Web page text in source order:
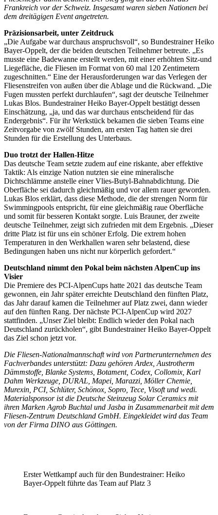
Frankreich vor der Schweiz. Insgesamt waren sieben Nationen bei
dem dreitägigen Event angetreten.
Präzisionsarbeit, unter Zeitdruck
„Die Aufgabe war durchaus anspruchsvoll“, so Bundestrainer Heiko
Bayer-Oppelt, der die beiden deutschen Teilnehmer betreute. „Es
musste eine Badewanne erstellt werden, mit einer erhöhten Sitz-und
Liegefläche, die Fliesen im Format von 60 mal 120 Zentimetern
zugeschnitten.“ Eine der Herausforderungen war das Verlegen der
Fliesenstreifen von außen über die Ablage und die Rückwand. „Die
Fugen mussten perfekt durchlaufen“, sagt der deutsche Teilnehmer
Lukas Blos. Bundestrainer Heiko Bayer-Oppelt bestätigt dessen
Einschätzung, „ja, und das war durchaus entscheidend für das
Endergebnis“. Für ihr Werkstück bekamen die sieben Teams eine
Zeitvorgabe von zwölf Stunden, am ersten Tag hatten sie drei
Stunden für die Erstellung des Unterbaus.
Duo trotzt der Hallen-Hitze
Das deutsche Team setzte zudem auf eine riskante, aber effektive
Taktik: Als einzige Nation nutzten sie eine mineralische
Dichtschlämme anstelle einer Vlies-Butyl-Bahnabdichtung. Die
Oberfläche sei dadurch gleichmäßig und vor allem rauer geworden.
Lukas Blos erklärt, dass diese Methode, die der strengen Norm für
Swimmingpools entspricht, für eine gleichmäßig raue Oberfläche
und somit für besseren Kontakt sorgte. Luis Brauner, der zweite
deutsche Teilnehmer, zeigt sich zufrieden mit dem Ergebnis. „Dieser
dritte Platz ist für uns ein schöner Erfolg. Die extrem hohen
Temperaturen in den Werkhallen waren sehr belastend, diese
Bedingungen haben uns nicht nur körperlich gefordert.“
Deutschland nimmt den Pokal beim nächsten AlpenCup ins
Visier
Die Premiere des PCI-AlpenCups hatte 2021 das deutsche Team
gewonnen, ein Jahr später erreichte Deutschland den fünften Platz,
das Jahr darauf kamen die Teilnehmer auf Platz zwei, dann wieder
auf den fünften Rang. Der nächste PCI-AlpenCup wird 2027
stattfinden. „Unser Ziel bleibt: Endlich wieder den Pokal nach
Deutschland zurückholen“, gibt Bundestrainer Heiko Bayer-Oppelt
das Ziel schon jetzt vor.
Die Fliesen-Nationalmannschaft wird von Partnerunternehmen des
Fachverbandes unterstützt: Dazu gehören Ardex, Austrotherm
Dämmstoffe, Blanke Systems, Botament, Codex, Collomix, Karl
Dahm Werkzeuge, DURAL, Mapei, Marazzi, Möller Chemie,
Murexin, PCI, Schlüter, Schönox, Sopro, Tece, Visoft und wedi.
Materialsponsor ist die Deutsche Steinzeug Solar Ceramics mit
ihren Marken Agrob Buchtal und Jasba in Zusammenarbeit mit dem
Fliesen-Zentrum Deutschland GmbH. Eingekleidet wird das Team
von der Firma DINO aus Göttingen.
Erster Wettkampf auch für den Bundestrainer: Heiko
Bayer-Oppelt führte das Team auf Platz 3